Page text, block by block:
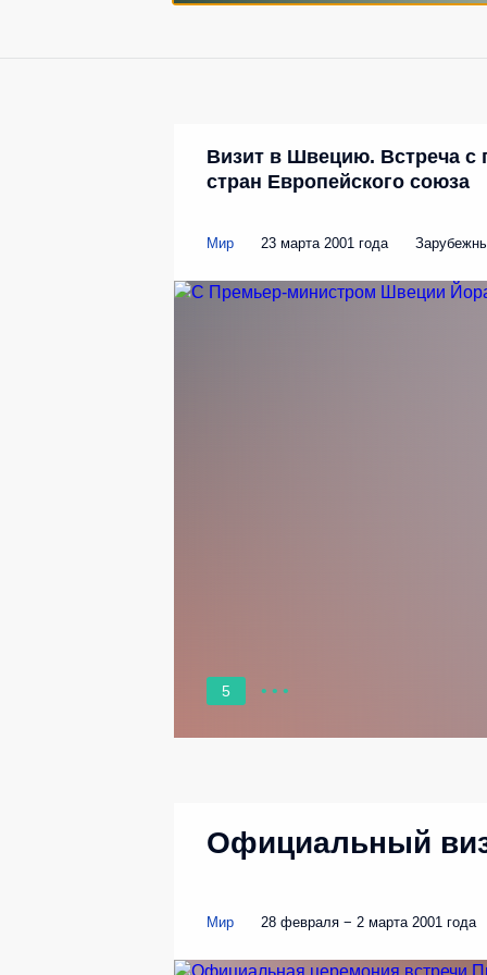
Визит в Швецию. Встреча с
стран Европейского союза
Мир 23 марта 2001 года
5
Официальный
Мир 28 февраля − 2 марта 2001 года